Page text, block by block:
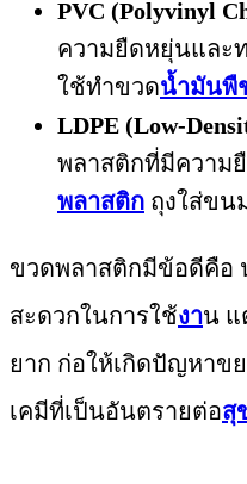
PVC (Polyvinyl
ความยืดหยุ่นและ
ใช้ทำขวดน้ำมันพื
LDPE (Low-
พลาสติกที่มีความ
พลาสติก ถุงใส่ขน
ขวดพลาสติกมีข้อดีคือ
สะดวกในการใช้งาน แ
ยาก ก่อให้เกิดปัญหาข
เคมีที่เป็นอันตรายต่อสุ